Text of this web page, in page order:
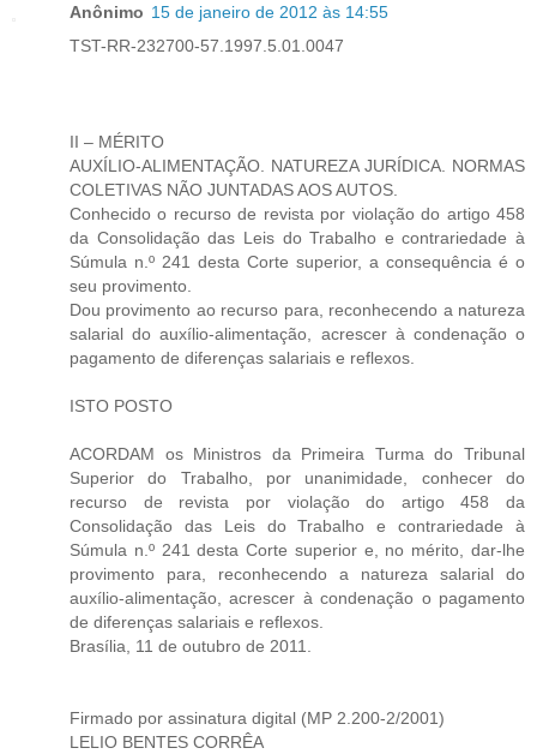
Anônimo 15 de janeiro de 2012 às 14:55
TST-RR-232700-57.1997.5.01.0047
II – MÉRITO
AUXÍLIO-ALIMENTAÇÃO. NATUREZA JURÍDICA. NORMAS
COLETIVAS NÃO JUNTADAS AOS AUTOS.
Conhecido o recurso de revista por violação do artigo 458
da Consolidação das Leis do Trabalho e contrariedade à
Súmula n.º 241 desta Corte superior, a consequência é o
seu provimento.
Dou provimento ao recurso para, reconhecendo a natureza
salarial do auxílio-alimentação, acrescer à condenação o
pagamento de diferenças salariais e reflexos.
ISTO POSTO
ACORDAM os Ministros da Primeira Turma do Tribunal
Superior do Trabalho, por unanimidade, conhecer do
recurso de revista por violação do artigo 458 da
Consolidação das Leis do Trabalho e contrariedade à
Súmula n.º 241 desta Corte superior e, no mérito, dar-lhe
provimento para, reconhecendo a natureza salarial do
auxílio-alimentação, acrescer à condenação o pagamento
de diferenças salariais e reflexos.
Brasília, 11 de outubro de 2011.
Firmado por assinatura digital (MP 2.200-2/2001)
LELIO BENTES CORRÊA